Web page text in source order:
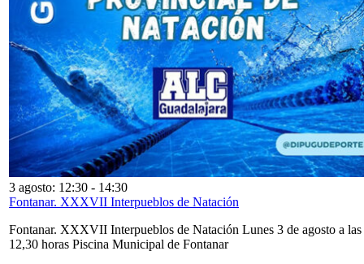
3 agosto: 12:30 - 14:30
Fontanar. XXXVII Interpueblos de Natación
Fontanar. XXXVII Interpueblos de Natación Lunes 3 de agosto a las
12,30 horas Piscina Municipal de Fontanar